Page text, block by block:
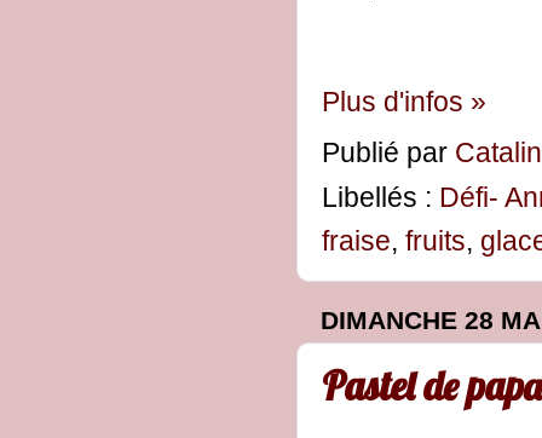
Plus d'infos »
Publié par
Libellés : Défi-
fraise, fruits,
DIMANCHE 28
Pastel de